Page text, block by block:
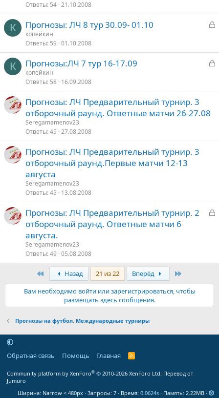
Ответы 54 21.10.2008
К
З
р
Прогнозы: ЛЧ 8 тур 30.09- 01.10
копейкин
Ответы 59 01.10.2008
К
З
р
Прогнозы:ЛЧ 7 тур 16-17.09
копейкин
Ответы 58 16.09.2008
Прогнозы: ЛЧ Предварительный турнир. 3
отборочный раунд. Ответные матчи 26-27.08
Seregamamenov23
Ответы 45 27.08.2008
Прогнозы: ЛЧ Предварительный турнир. 3
отборочный раунд.Первые матчи 12-13
августа
Seregamamenov23
Ответы 45 13.08.2008
З
т
Прогнозы: ЛЧ Предварительный турнир. 2
отборочный раунд. Ответные матчи 6
августа.
Seregamamenov23
Ответы 49 05.08.2008
ПервыйНазад 21 из 22 Вперёд
Вам необходимо войти или зарегистрироваться, чтобы
размещать здесь сообщения.
Прогнозы на футбол. Международные турниры
Обратная связь Помощь Главная
R
Community platform by XenForo® © 2010-2026 XenForo Ltd. Перевод от
Jumuro
Ширина
Запросы 7 Время 0.0624s Память 2.22MB